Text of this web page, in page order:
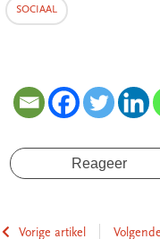
SOCIAAL
Reageer
Vorige artikel